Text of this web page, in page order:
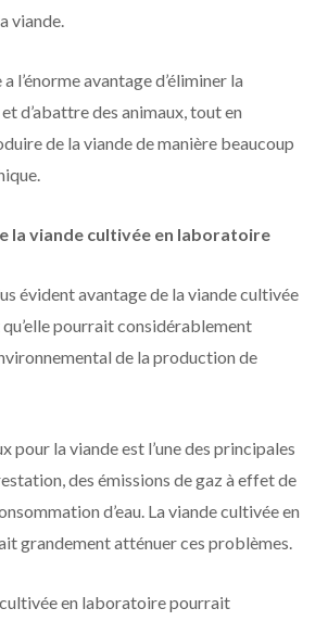
viande.
l’énorme avantage d’éliminer la
d’abattre des animaux, tout en
de la viande de manière beaucoup
la viande cultivée en laboratoire
évident avantage de la viande cultivée
pourrait considérablement
de la production de
pour la viande est l’une des principales
des émissions de gaz à effet de
d’eau. La viande cultivée en
grandement atténuer ces problèmes.
cultivée en laboratoire pourrait